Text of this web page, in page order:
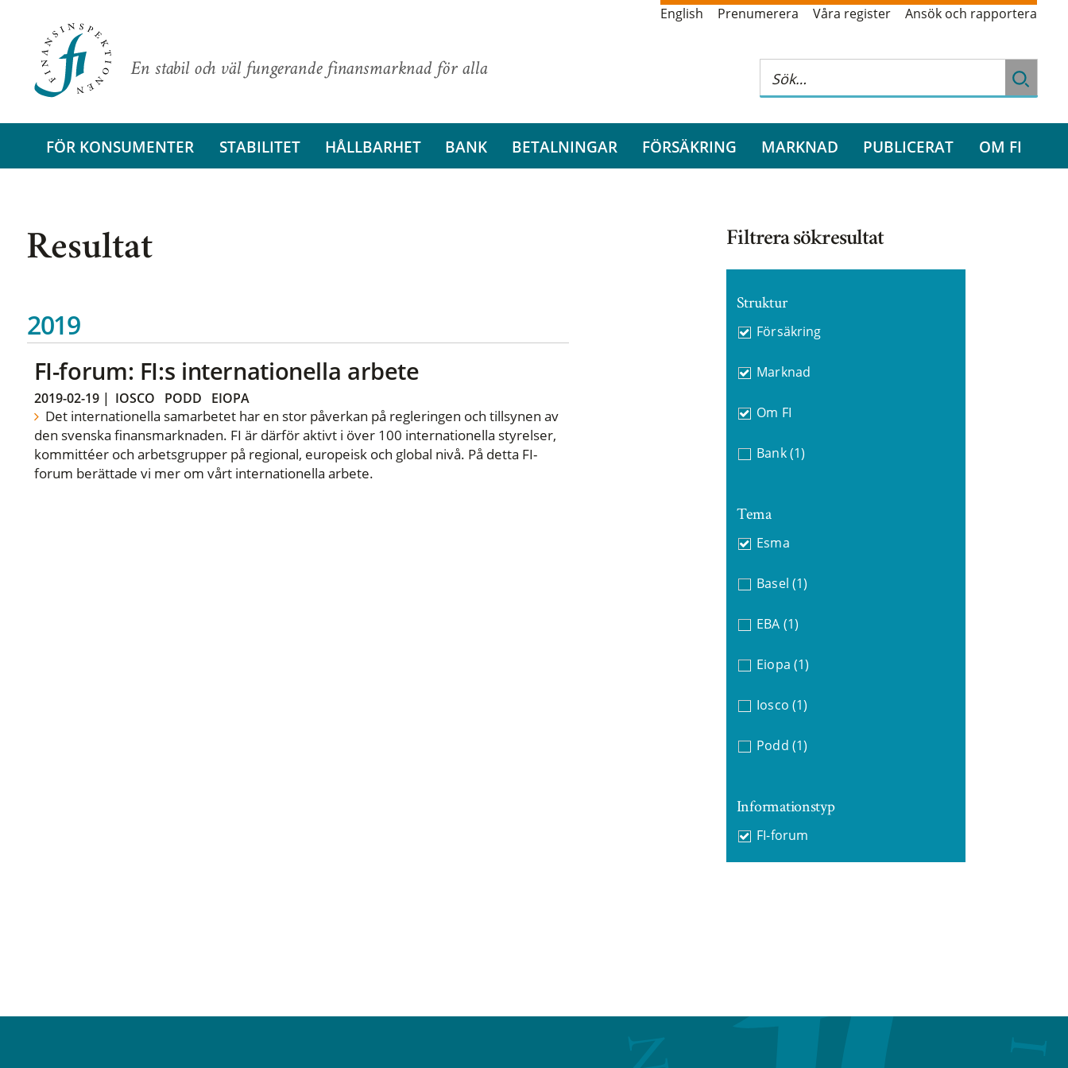
En stabil och väl fungerande finansmarknad för alla
English Prenumerera Våra register Ansök och rapportera
FÖR KONSUMENTER STABILITET HÅLLBARHET BANK BETALNINGAR FÖRSÄKRING MARKNAD PUBLICERAT OM FI
Resultat
2019
FI-forum: FI:s internationella arbete
2019-02-19| IOSCO PODD EIOPA
Det internationella samarbetet har en stor påverkan på regleringen och tillsynen av
den svenska finansmarknaden. FI är därför aktivt i över 100 internationella styrelser,
kommittéer och arbetsgrupper på regional, europeisk och global nivå. På detta FI-
forum berättade vi mer om vårt internationella arbete.
Filtrera sökresultat
Struktur
Försäkring
Marknad
Om FI
Bank (1)
Tema
Esma
Basel (1)
EBA (1)
Eiopa (1)
Iosco (1)
Podd (1)
Informationstyp
FI-forum